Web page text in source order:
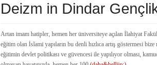
Deizm in Dindar
Artan imam hatipler, hemen her üniversiteye açılan İlahiyat
eğitim olan İslami yapıların bu denli hızlıca artış göstermesi
eğitimin devlet politikası ve güvencesi ile yapılıyor olması,